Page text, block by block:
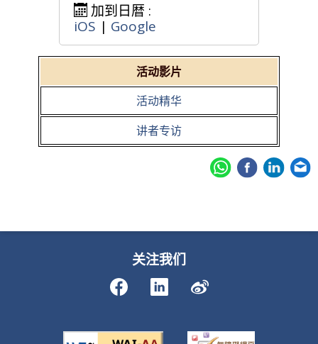
加到日暦 :
iOS | Google
活动影片
活动精华
讲者专访
关注我们